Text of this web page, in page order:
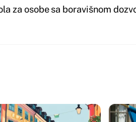
za osobe sa boravišnom